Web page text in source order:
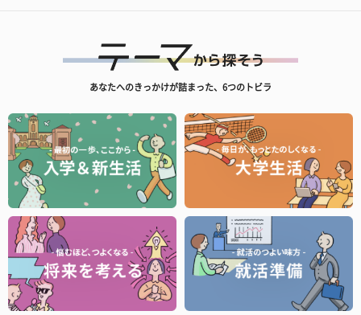
あなたへのきっかけが詰まった、6つのトビラ